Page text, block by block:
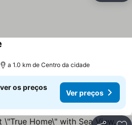
a 1.0 km de Centro da cidade
os preços
Ver preços